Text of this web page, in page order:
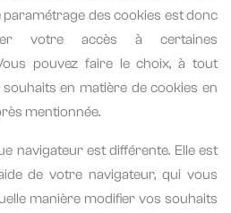
paramétrage des cookies est donc
votre accès à certaines
pouvez faire le choix, à tout
en matière de cookies en
mentionnée.
navigateur est différente. Elle est
de votre navigateur, qui vous
manière modifier vos souhaits